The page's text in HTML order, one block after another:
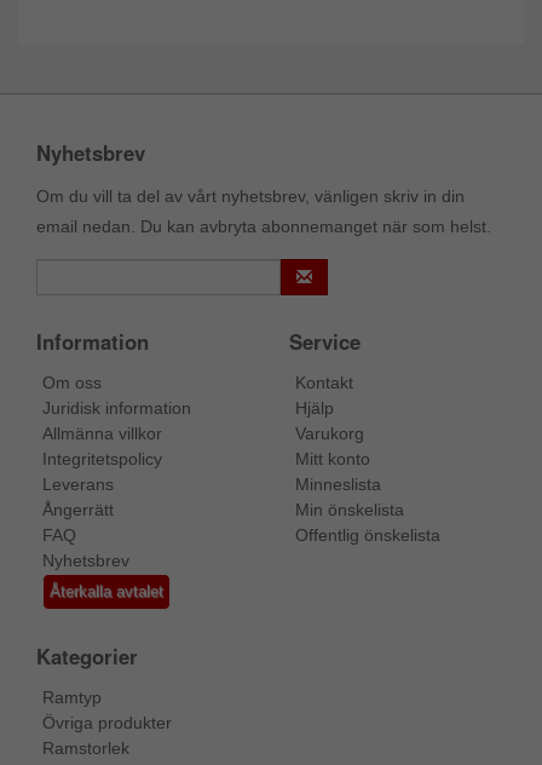
Nyhetsbrev
Om du vill ta del av vårt nyhetsbrev, vänligen skriv in din
email nedan. Du kan avbryta abonnemanget när som helst.
Information
Om oss
Juridisk information
Allmänna villkor
Integritetspolicy
Leverans
Ångerrätt
FAQ
Nyhetsbrev
Återkalla avtalet
Service
Kontakt
Hjälp
Varukorg
Mitt konto
Minneslista
Min önskelista
Offentlig önskelista
Kategorier
Ramtyp
Övriga produkter
Ramstorlek